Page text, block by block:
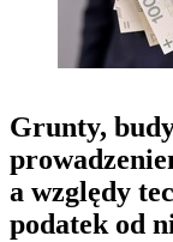
Grunty,
a względy
podatek od